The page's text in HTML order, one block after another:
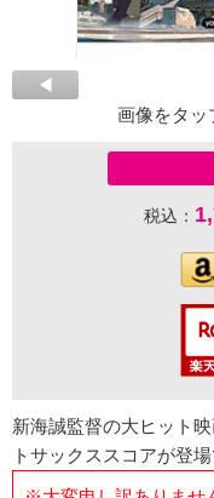
画像をタッ
税込：
新海誠監督の大ヒット
トサックススコアが登場